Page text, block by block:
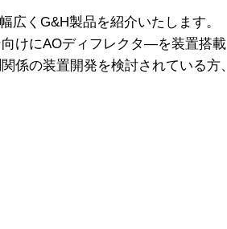
くG&H製品を紹介いたします。
けにAOディフレクタ―を装置搭載
係の装置開発を検討されている方、